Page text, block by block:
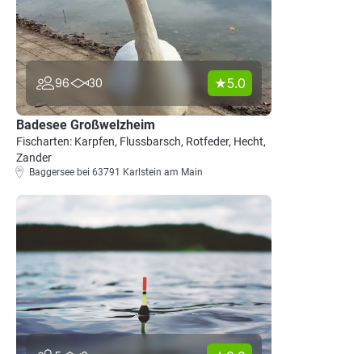
96 30 5.0
Badesee Großwelzheim
Fischarten: Karpfen, Flussbarsch, Rotfeder, Hecht,
Zander
Baggersee bei 63791 Karlstein am Main